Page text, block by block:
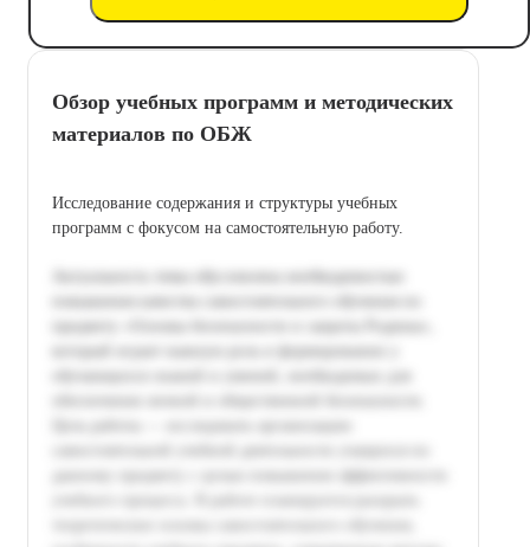
Обзор учебных программ и методических
материалов по ОБЖ
Исследование содержания и структуры учебных
программ с фокусом на самостоятельную работу.